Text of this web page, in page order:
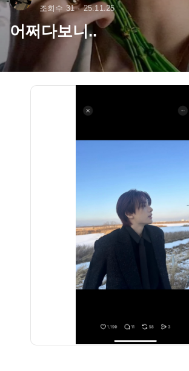
조회수 31 25.11.25
어쩌다보니..